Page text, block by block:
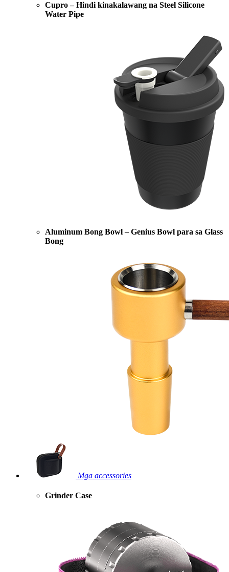
Cupro – Hindi kinakalawang na Steel Silicone
Water Pipe
Aluminum Bong Bowl – Genius Bowl para sa Glass
Bong
Mga accessories
Grinder Case